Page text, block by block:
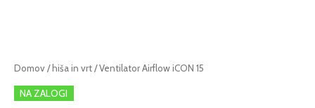
Domov/ hiša in vrt/ Ventilator Airflow iCON 15
NA ZALOGI
Ventilator
Airflow
iCON